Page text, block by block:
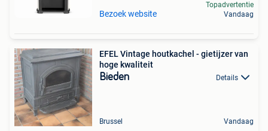
Bezoek website
Topadvertentie
Vandaag
EFEL Vintage houtkachel - gietijzer van
hoge kwaliteit
Bieden Details
Brussel Vandaag